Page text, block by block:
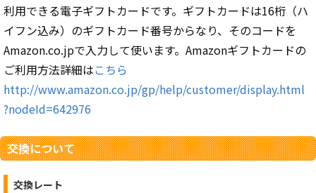
利用できる電子ギフトカードです。ギフトカードは16桁（ハ
イフン込み）のギフトカード番号からなり、そのコードを
Amazon.co.jpで入力して使います。Amazonギフトカードの
ご利用方法詳細はこちら
http://www.amazon.co.jp/gp/help/customer/display.html
?nodeId=642976
交換について
交換レート